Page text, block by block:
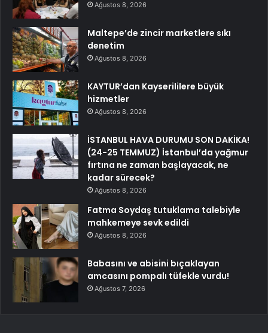
Ağustos 8, 2026
Maltepe’de zincir marketlere sıkı
denetim
Ağustos 8, 2026
KAYTUR’dan Kayserililere büyük
hizmetler
Ağustos 8, 2026
İSTANBUL HAVA DURUMU SON DAKİKA!
(24-25 TEMMUZ) İstanbul’da yağmur
fırtına ne zaman başlayacak, ne
kadar sürecek?
Ağustos 8, 2026
Fatma Soydaş tutuklama talebiyle
mahkemeye sevk edildi
Ağustos 8, 2026
Babasını ve abisini bıçaklayan
amcasını pompalı tüfekle vurdu!
Ağustos 7, 2026